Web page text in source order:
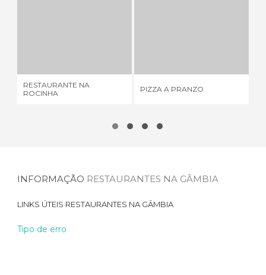
RESTAURANTE NA
ROCINHA
PIZZA A PRANZO
INFORMAÇÃO RESTAURANTES NA GÂMBIA
LINKS ÚTEIS RESTAURANTES NA GÂMBIA
Tipo de erro